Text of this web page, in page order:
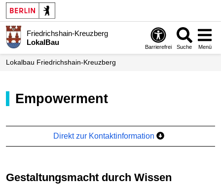
Friedrichshain-Kreuzberg
LokalBau
Barrierefrei Suche Menü
Lokalbau Friedrichshain-Kreuzberg
Empowerment
Direkt zur Kontaktinformation
Gestaltungsmacht durch Wissen